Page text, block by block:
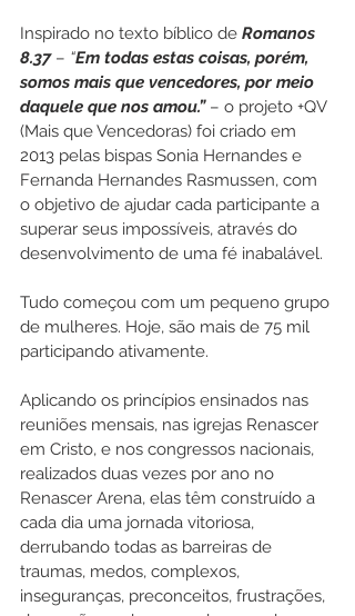
Inspirado no texto bíblico de Romanos
8.37 – “Em todas estas coisas, porém,
somos mais que vencedores, por meio
daquele que nos amou.” – o projeto +QV
(Mais que Vencedoras) foi criado em
2013 pelas bispas Sonia Hernandes e
Fernanda Hernandes Rasmussen, com
o objetivo de ajudar cada participante a
superar seus impossíveis, através do
desenvolvimento de uma fé inabalável.
Tudo começou com um pequeno grupo
de mulheres. Hoje, são mais de 75 mil
participando ativamente.
Aplicando os princípios ensinados nas
reuniões mensais, nas igrejas Renascer
em Cristo, e nos congressos nacionais,
realizados duas vezes por ano no
Renascer Arena, elas têm construído a
cada dia uma jornada vitoriosa,
derrubando todas as barreiras de
traumas, medos, complexos,
inseguranças, preconceitos, frustrações,